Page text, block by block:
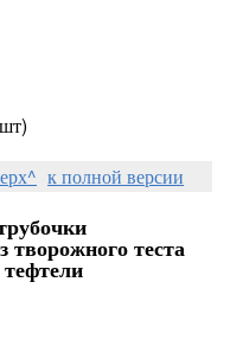
к полной версии
творожного теста